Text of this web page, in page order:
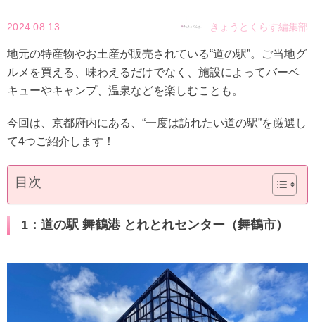
2024.08.13 きょうとくらす編集部
地元の特産物やお土産が販売されている“道の駅”。ご当地グ
ルメを買える、味わえるだけでなく、施設によってバーベ
キューやキャンプ、温泉などを楽しむことも。
今回は、京都府内にある、“一度は訪れたい道の駅”を厳選し
て4つご紹介します！
目次
1：道の駅 舞鶴港 とれとれセンター（舞鶴市）